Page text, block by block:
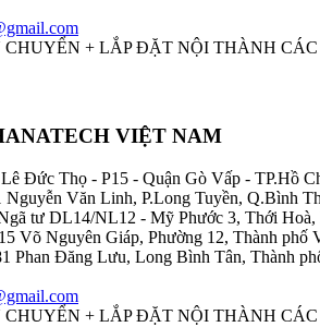
+ LẮP ĐẶT NỘI THÀNH
VIỆT NAM
Đức Thọ - P15 - Quận Gò Vấp - TP.Hồ
Nguyễn Văn Linh, P.Long Tuyền, Q.Bình
tư DL14/NL12 - Mỹ Phước 3, Thới
Võ Nguyên Giáp, Phường 12, Thành phố
Phan Đăng Lưu, Long Bình Tân, Thành
+ LẮP ĐẶT NỘI THÀNH